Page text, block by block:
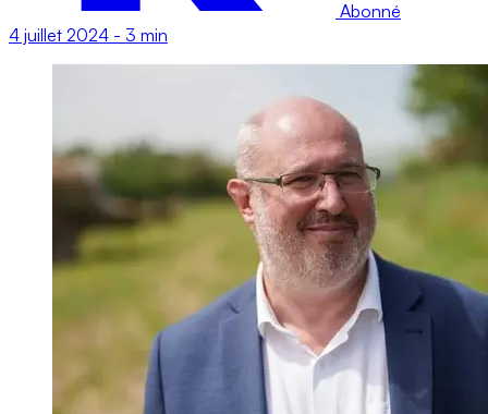
Abonné
4 juillet 2024 - 3 min